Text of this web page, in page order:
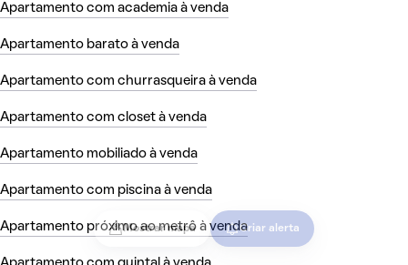
Mostrar mapa Criar alerta
Apartamento com academia à venda
Apartamento barato à venda
Apartamento com churrasqueira à venda
Apartamento com closet à venda
Apartamento mobiliado à venda
Apartamento com piscina à venda
Apartamento próximo ao metrô à venda